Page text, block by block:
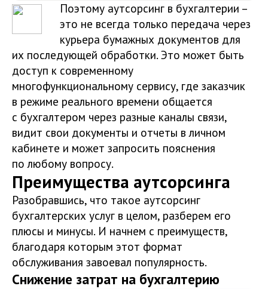
Поэтому аутсорсинг в бухгалтерии –
это не всегда только передача через
курьера бумажных документов для
их последующей обработки. Это может быть
доступ к современному
многофункциональному сервису, где заказчик
в режиме реального времени общается
с бухгалтером через разные каналы связи,
видит свои документы и отчеты в личном
кабинете и может запросить пояснения
по любому вопросу.
Преимущества аутсорсинга
Разобравшись, что такое аутсорсинг
бухгалтерских услуг в целом, разберем его
плюсы и минусы. И начнем с преимуществ,
благодаря которым этот формат
обслуживания завоевал популярность.
Снижение затрат на бухгалтерию